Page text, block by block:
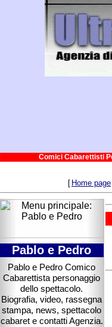
Comici Cabarettisti
[ Home page
Pablo e Pedro
Pablo e Pedro Comico
Cabarettista personaggio
dello spettacolo.
Biografia, video, rassegna
stampa, news, spettacolo
cabaret e contatti Agenzia.